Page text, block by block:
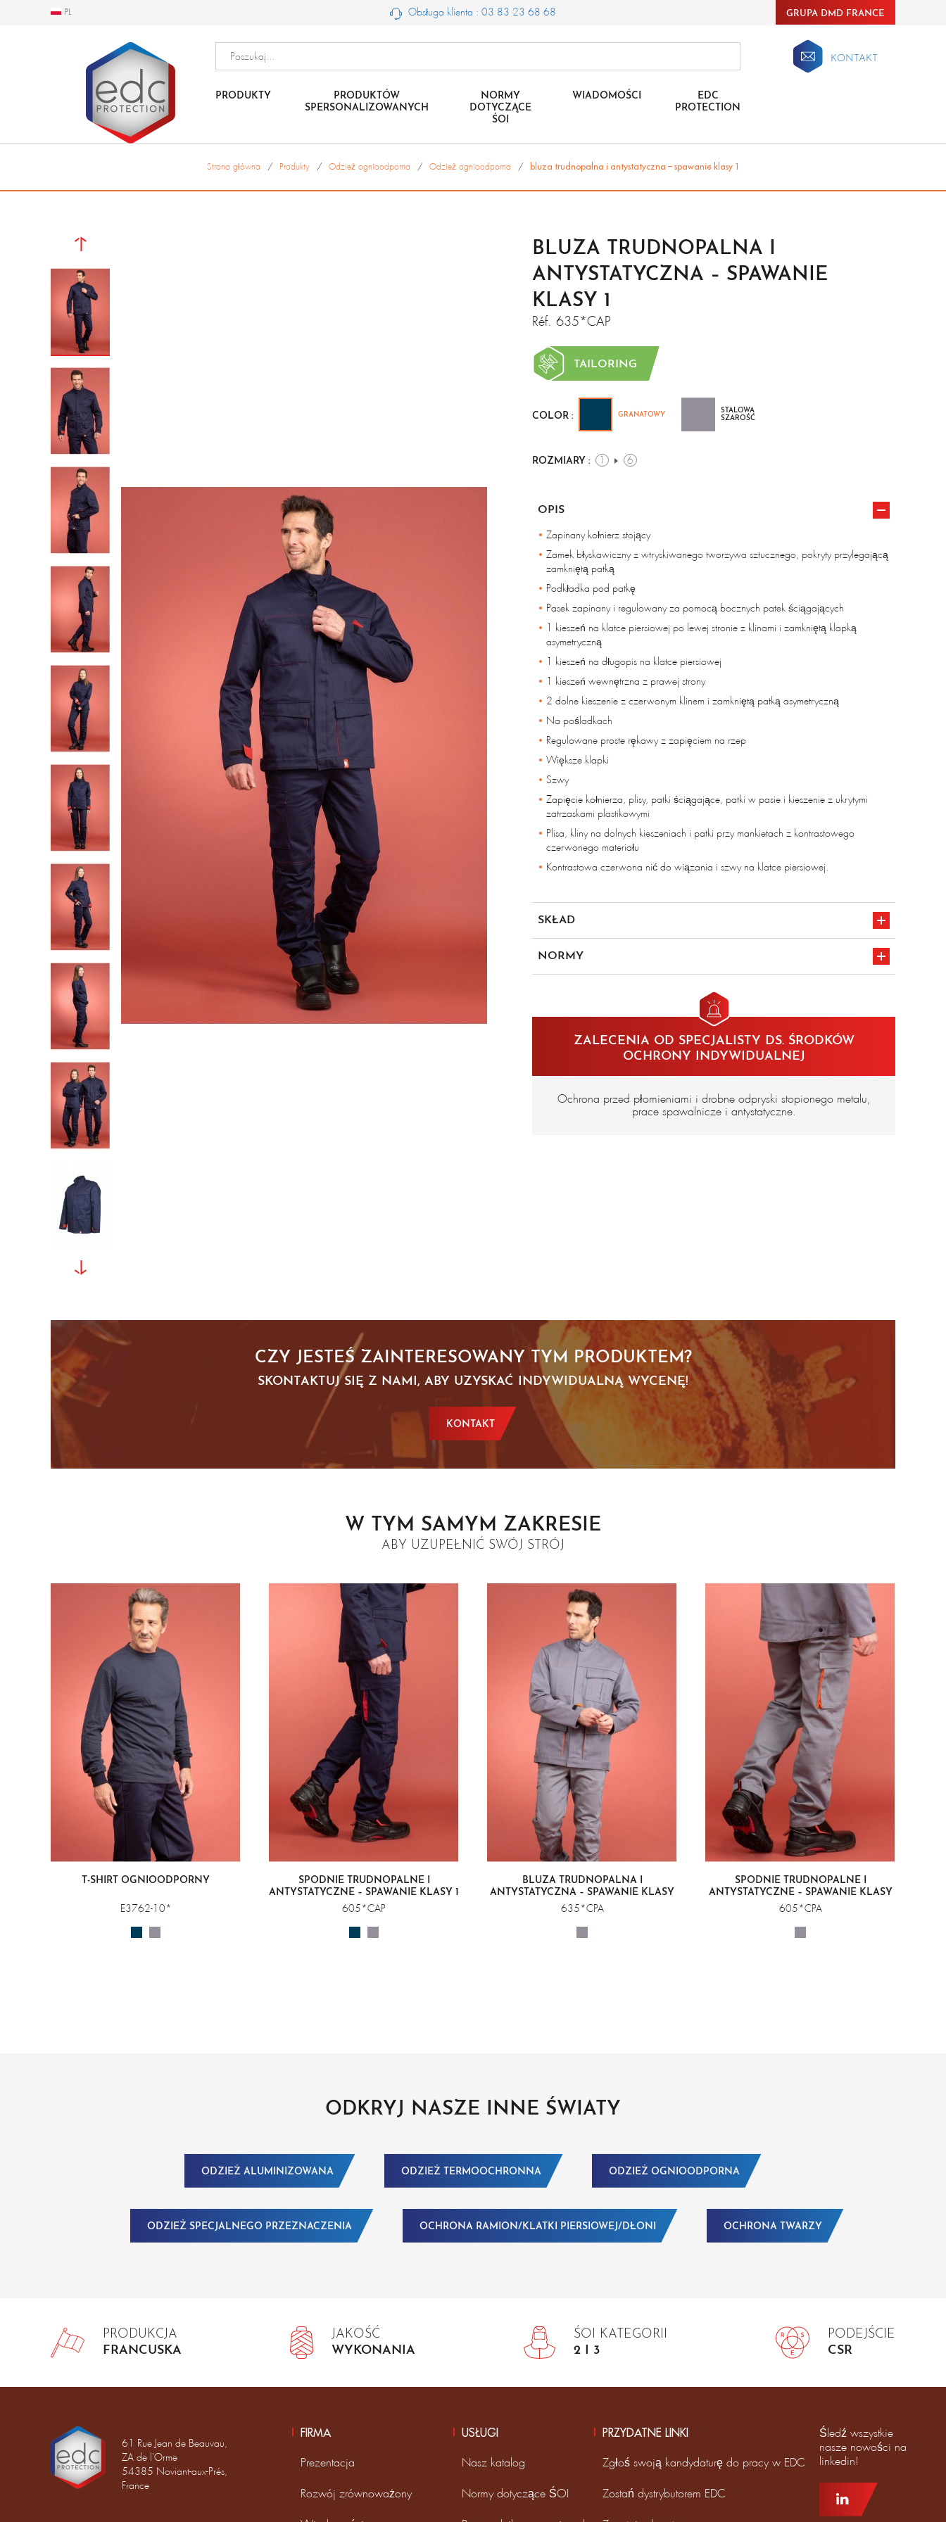
PL
PL Obsługa klienta : 03 83 23 68 68 GRUPA DMD FRANCE
KONTAKT
PRODUKTY
PRODUKTÓW
SPERSONALIZOWANYCH
NORMY
DOTYCZĄCE
ŚOI
WIADOMOŚCI
EDC
PROTECTION
Strona główna Produkty Odzież ognioodporna Odzież ognioodporna bluza trudnopalna i antystatyczna – spawanie klasy 1
BLUZA TRUDNOPALNA I
ANTYSTATYCZNA – SPAWANIE
KLASY 1
Réf. 635*CAP
TAILORING
COLOR : GRANATOWY
STALOWA
SZAROŚĆ
ROZMIARY : 1 6
OPIS
Zapinany kołnierz stojący
Zamek błyskawiczny z wtryskiwanego tworzywa sztucznego, pokryty przylegającą
zamkniętą patką
Podkładka pod patkę
Pasek zapinany i regulowany za pomocą bocznych patek ściągających
1 kieszeń na klatce piersiowej po lewej stronie z klinami i zamkniętą klapką
asymetryczną
1 kieszeń na długopis na klatce piersiowej
1 kieszeń wewnętrzna z prawej strony
2 dolne kieszenie z czerwonym klinem i zamkniętą patką asymetryczną
Na pośladkach
Regulowane proste rękawy z zapięciem na rzep
Większe klapki
Szwy
Zapięcie kołnierza, plisy, patki ściągające, patki w pasie i kieszenie z ukrytymi
zatrzaskami plastikowymi
Plisa, kliny na dolnych kieszeniach i patki przy mankietach z kontrastowego
czerwonego materiału
Kontrastowa czerwona nić do wiązania i szwy na klatce piersiowej.
SKŁAD
wysoką temperaturę – 340 g/m²
NORMY
en iso 11612
a1/b1/c1/e2/f1
en 1149-5
ZALECENIA OD SPECJALISTY DS. ŚRODKÓW
OCHRONY INDYWIDUALNEJ
Ochrona przed płomieniami i drobne odpryski stopionego metalu,
prace spawalnicze i antystatyczne.
CZY JESTEŚ ZAINTERESOWANY TYM PRODUKTEM?
SKONTAKTUJ SIĘ Z NAMI, ABY UZYSKAĆ INDYWIDUALNĄ WYCENĘ!
KONTAKT
W TYM SAMYM ZAKRESIE
ABY UZUPEŁNIĆ SWÓJ STRÓJ
T-SHIRT OGNIOODPORNY
E3762-10*
SPODNIE TRUDNOPALNE I
ANTYSTATYCZNE – SPAWANIE KLASY 1
605*CAP
BLUZA TRUDNOPALNA I
ANTYSTATYCZNA – SPAWANIE KLASY
2
635*CPA
SPODNIE TRUDNOPALNE I
ANTYSTATYCZNE – SPAWANIE KLASY
2
605*CPA
ODKRYJ NASZE INNE ŚWIATY
ODZIEŻ ALUMINIZOWANA ODZIEŻ TERMOOCHRONNA ODZIEŻ OGNIOODPORNA
ODZIEŻ SPECJALNEGO PRZEZNACZENIA OCHRONA RAMION/KLATKI PIERSIOWEJ/DŁONI OCHRONA TWARZY
PRODUKCJA
FRANCUSKA
JAKOŚĆ
WYKONANIA
ŚOI KATEGORII
2 I 3
PODEJŚCIE
CSR
61 Rue Jean de Beauvau,
ZA de l'Orme
54385 Noviant-aux-Prés,
France
FIRMA
Prezentacja
Rozwój zrównoważony
USŁUGI
Nasz katalog
Normy dotyczące ŚOI
PRZYDATNE LINKI
Zgłoś swoją kandydaturę do pracy w EDC
Zostań dystrybutorem EDC
Śledź wszystkie
nasze nowości na
linkedin!